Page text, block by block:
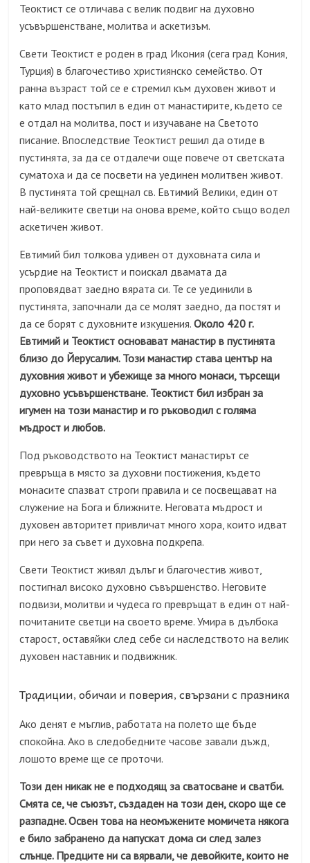
Теоктист се отличава с велик подвиг на духовно
усъвършенстване, молитва и аскетизъм.
Свети Теоктист е роден в град Икония (сега град Кония,
Турция) в благочестиво християнско семейство. От
ранна възраст той се е стремил към духовен живот и
като млад постъпил в един от манастирите, където се
е отдал на молитва, пост и изучаване на Светото
писание. Впоследствие Теоктист решил да отиде в
пустинята, за да се отдалечи още повече от светската
суматоха и да се посвети на уединен молитвен живот.
В пустинята той срещнал св. Евтимий Велики, един от
най-великите светци на онова време, който също водел
аскетичен живот.
Евтимий бил толкова удивен от духовната сила и
усърдие на Теоктист и поискал двамата да
проповядват заедно вярата си. Те се уединили в
пустинята, започнали да се молят заедно, да постят и
да се борят с духовните изкушения.Около 420 г.
Евтимий и Теоктист основават манастир в пустинята
близо до Йерусалим. Този манастир става център на
духовния живот и убежище за много монаси, търсещи
духовно усъвършенстване. Теоктист бил избран за
игумен на този манастир и го ръководил с голяма
мъдрост и любов.
Под ръководството на Теоктист манастирът се
превръща в място за духовни постижения, където
монасите спазват строги правила и се посвещават на
служение на Бога и ближните. Неговата мъдрост и
духовен авторитет привличат много хора, които идват
при него за съвет и духовна подкрепа.
Свети Теоктист живял дълъг и благочестив живот,
постигнал високо духовно съвършенство. Неговите
подвизи, молитви и чудеса го превръщат в един от най-
почитаните светци на своето време. Умира в дълбока
старост, оставяйки след себе си наследството на велик
духовен наставник и подвижник.
Традиции, обичаи и поверия, свързани с празника
Ако денят е мъглив, работата на полето ще бъде
спокойна. Ако в следобедните часове завали дъжд,
лошото време ще се проточи.
Този ден никак не е подходящ за сватосване и сватби.
Смята се, че съюзът, създаден на този ден, скоро ще се
разпадне. Освен това на неомъжените момичета някога
е било забранено да напускат дома си след залез
слънце. Предците ни са вярвали, че девойките, които не